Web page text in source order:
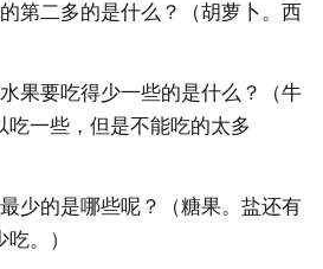
的第二多的是什么？（胡萝卜。西
水果要吃得少一些的是什么？（牛
吃一些，但是不能吃的太多
最少的是哪些呢？（糖果。盐还有
。）